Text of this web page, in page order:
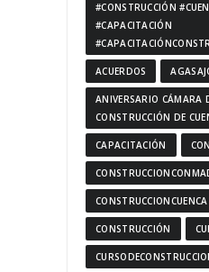
#CONSTRUCCIÓN
#CAPACITACIÓN
ACUERDOS
ANIVERSARIO CÁMARA
CONSTRUCCIÓN DE
CAPACITACIÓN
CONSTRUCCIONCUENCA
CONSTRUCCIÓN